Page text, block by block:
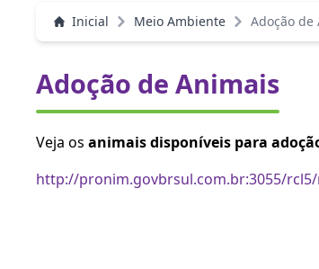
Inicial Meio Ambiente Adoção de
Adoção de Animais
Veja os animais disponíveis para
http://pronim.govbrsul.com.br:3055/